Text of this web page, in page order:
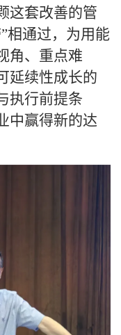
这套改善的管
相通过，为用能
角、重点难
延续性成长的
执行前提条
中赢得新的达